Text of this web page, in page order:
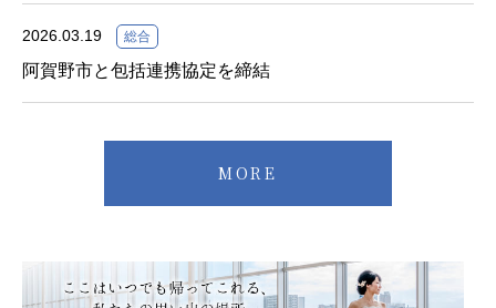
2026.03.19 総合
阿賀野市と包括連携協定を締結
MORE